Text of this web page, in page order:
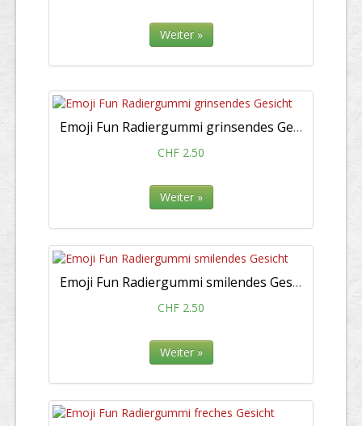
Weiter »
Emoji Fun Radiergummi grinsendes Gesicht
CHF 2.50
Weiter »
Emoji Fun Radiergummi smilendes Gesicht
CHF 2.50
Weiter »